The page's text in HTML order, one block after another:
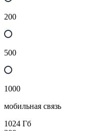
200
500
1000
мобильная связь
1024 Гб